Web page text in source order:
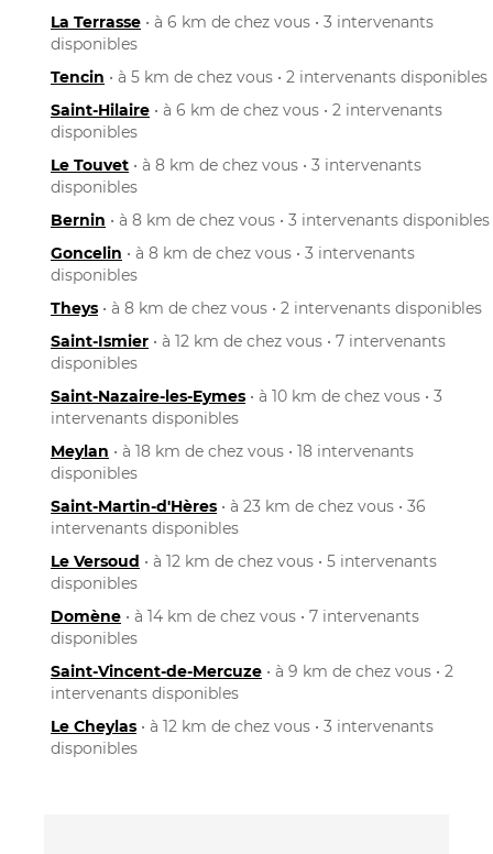
La Terrasse • à 6 km de chez vous • 3 intervenants
disponibles
Tencin • à 5 km de chez vous • 2 intervenants disponibles
Saint-Hilaire • à 6 km de chez vous • 2 intervenants
disponibles
Le Touvet • à 8 km de chez vous • 3 intervenants
disponibles
Bernin • à 8 km de chez vous • 3 intervenants disponibles
Goncelin • à 8 km de chez vous • 3 intervenants
disponibles
Theys • à 8 km de chez vous • 2 intervenants disponibles
Saint-Ismier • à 12 km de chez vous • 7 intervenants
disponibles
Saint-Nazaire-les-Eymes • à 10 km de chez vous • 3
intervenants disponibles
Meylan • à 18 km de chez vous • 18 intervenants
disponibles
Saint-Martin-d'Hères • à 23 km de chez vous • 36
intervenants disponibles
Le Versoud • à 12 km de chez vous • 5 intervenants
disponibles
Domène • à 14 km de chez vous • 7 intervenants
disponibles
Saint-Vincent-de-Mercuze • à 9 km de chez vous • 2
intervenants disponibles
Le Cheylas • à 12 km de chez vous • 3 intervenants
disponibles